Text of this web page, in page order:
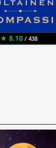
★ 8.10/ 438